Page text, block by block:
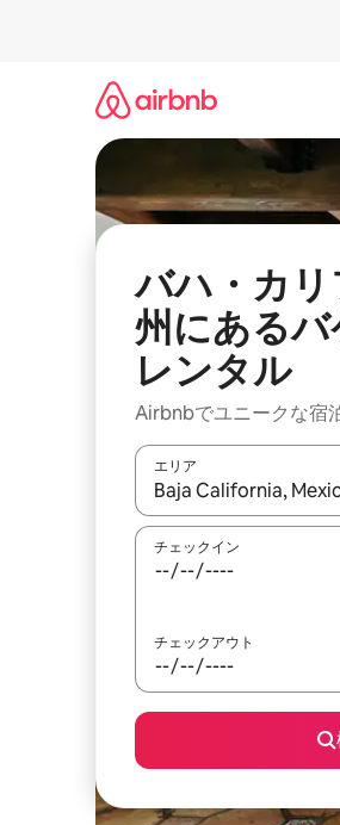
バハ・カ
州にある
レンタル
Airbnbでユニークな宿
エリア
検索結果が表示された
チェックイン
チェックアウト